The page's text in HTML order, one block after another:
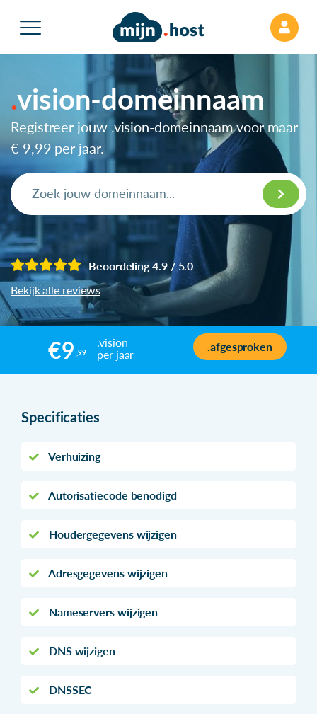
vision-domeinnaam
Registreer jouw .vision-domeinnaam voor maar
€ 9,99 per jaar.
Beoordeling 4.9 / 5.0
Bekijk alle reviews
€9 ,99
.vision
per jaar
.afgesproken
Specificaties
Verhuizing
Autorisatiecode benodigd
Houdergegevens wijzigen
Adresgegevens wijzigen
Nameservers wijzigen
DNS wijzigen
DNSSEC